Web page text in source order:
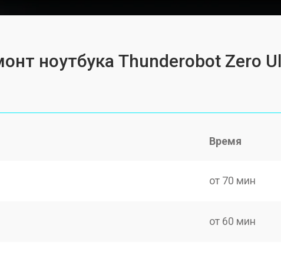
ноутбука Thunderobot Zero
Время
от 70 мин
от 60 мин